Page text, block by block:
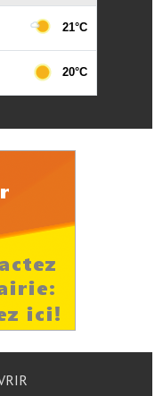
fressinoises